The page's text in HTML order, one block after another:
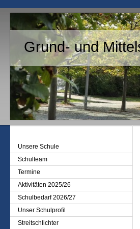
Grund- und
Unsere Schule
Schulteam
Termine
Aktivitäten 2025/26
Schulbedarf 2026/27
Unser Schulprofil
Streitschlichter